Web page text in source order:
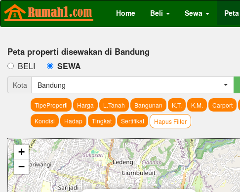
Home Beli Sewa Peta
Peta properti disewakan di Bandung
BELI SEWA
Kota Bandung
TipeProperti Harga L.Tanah Bangunan K.T. K.M. Carport
Kondisi
Hadap Tingkat Sertifikat Hapus Filter
+
−